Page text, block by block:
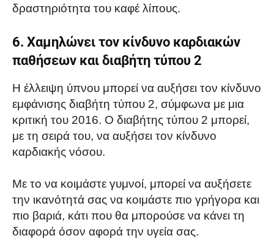
δραστηριότητα του καφέ λίπους.
6. Χαμηλώνει τον κίνδυνο καρδιακών
παθήσεων και διαβήτη τύπου 2
Η έλλειψη ύπνου μπορεί να αυξήσει τον κίνδυνο
εμφάνισης διαβήτη τύπου 2, σύμφωνα με μια
κριτική του 2016. Ο διαβήτης τύπου 2 μπορεί,
με τη σειρά του, να αυξήσει τον κίνδυνο
καρδιακής νόσου.
Με το να κοιμάστε γυμνοί, μπορεί να αυξήσετε
την ικανότητά σας να κοιμάστε πιο γρήγορα και
πιο βαριά, κάτι που θα μπορούσε να κάνει τη
διαφορά όσον αφορά την υγεία σας.